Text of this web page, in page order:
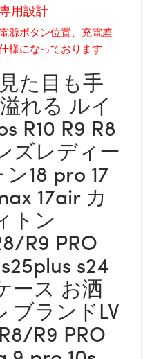
用設計
源ボタン位置、充電差
様になっております
見た目も手
れる ルイ
R10 R9 R8
ズレディー
18 pro 17
17air カ
トン
R9 PRO
s24
ース お洒
ブランドLV
R9 PRO